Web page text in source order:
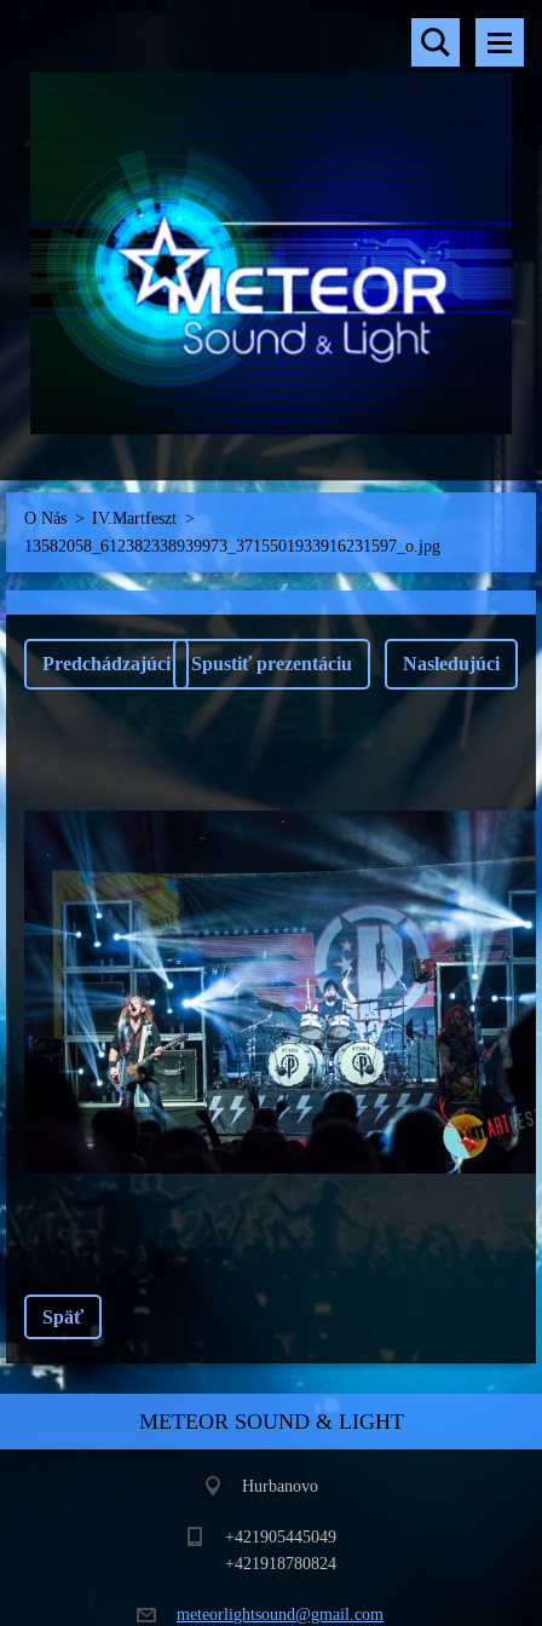
O Nás > IV.Martfeszt >
13582058_612382338939973_3715501933916231597_o.jpg
Predchádzajúci Spustiť prezentáciu Nasledujúci
Späť
METEOR SOUND & LIGHT
Hurbanovo
+421905445049
+421918780824
meteorlightsound@gmail.com